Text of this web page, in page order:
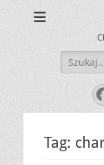
Szukaj:
Tag: